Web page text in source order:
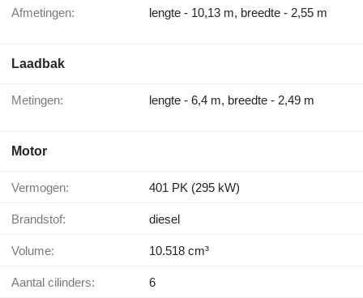
Afmetingen: lengte - 10,13 m, breedte - 2,55 m
Laadbak
Metingen: lengte - 6,4 m, breedte - 2,49 m
Motor
Vermogen: 401 PK (295 kW)
Brandstof: diesel
Volume: 10.518 cm³
Aantal cilinders: 6